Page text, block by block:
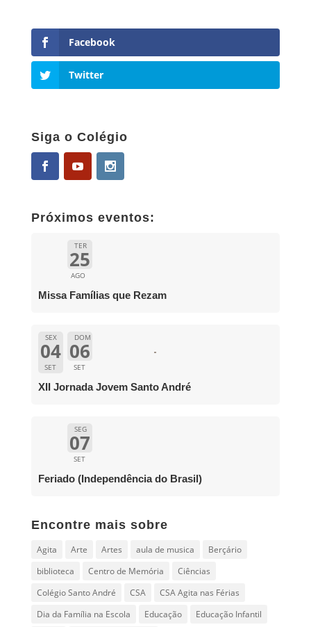
Facebook
Twitter
Siga o Colégio
Próximos eventos:
TER
25
AGO
Missa Famílias que Rezam
SEX
04
SET
DOM
06
SET
XII Jornada Jovem Santo André
SEG
07
SET
Feriado (Independência do Brasil)
Encontre mais sobre
Agita Arte Artes aula de musica
Berçário
biblioteca
Centro de Memória
Ciências
Colégio Santo André
CSA
CSA Agita nas Férias
Dia da Família na Escola
Educação
Educação Infantil